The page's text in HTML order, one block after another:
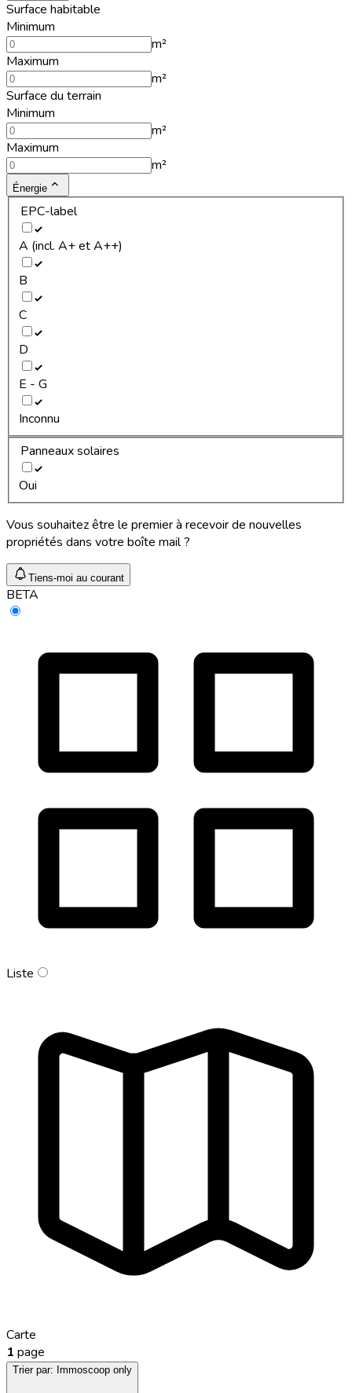
Surface habitable
Minimum
m²
Maximum
m²
Surface du terrain
Minimum
m²
Maximum
m²
Énergie
EPC-label
A (incl. A+ et A++)
B
C
D
E - G
Inconnu
Panneaux solaires
Oui
Vous souhaitez être le premier à recevoir de nouvelles
propriétés dans votre boîte mail ?
Tiens-moi au courant
BETA
Liste
Carte
1 page
Trier par: Immoscoop only